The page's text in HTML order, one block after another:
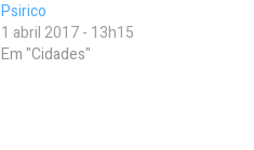
Psirico
1 abril 2017 - 13h15
Em "Cidades"